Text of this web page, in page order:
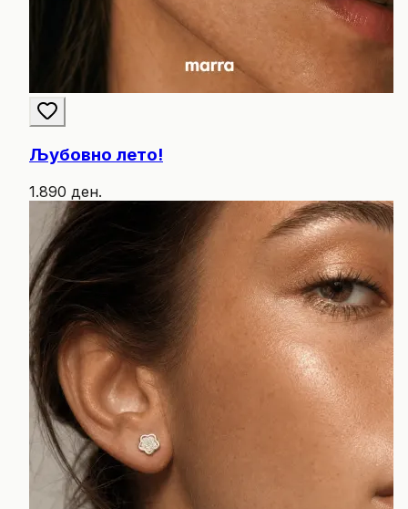
Љубовно лето!
1.890 ден.